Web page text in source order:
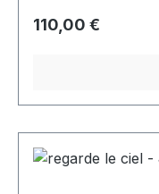
Regulärer Preis:
110,00 €